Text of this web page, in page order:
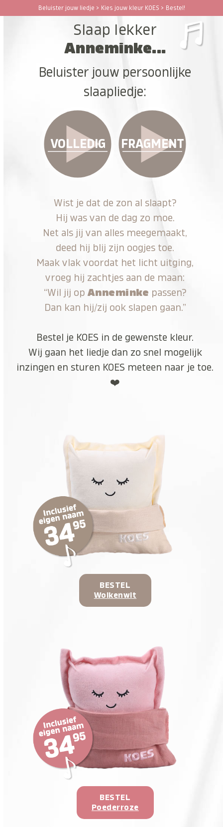
Beluister jouw liedje > Kies jouw kleur KOES > Bestel!
Open
Close
Slaap lekker
Anneminke...
Beluister jouw persoonlijke
slaapliedje:
VOLLEDIG FRAGMENT
Wist je dat de zon al slaapt?
Hij was van de dag zo moe.
Net als jij van alles meegemaakt,
deed hij blij zijn oogjes toe.
Maak vlak voordat het licht uitging,
vroeg hij zachtjes aan de maan:
“Wil jij op Anneminke passen?
Dan kan hij/zij ook slapen gaan.”
Bestel je KOES in de gewenste kleur.
Wij gaan het liedje dan zo snel mogelijk
inzingen en sturen KOES meteen naar je toe.
❤️
BESTEL
Wolkenwit
BESTEL
Poederroze